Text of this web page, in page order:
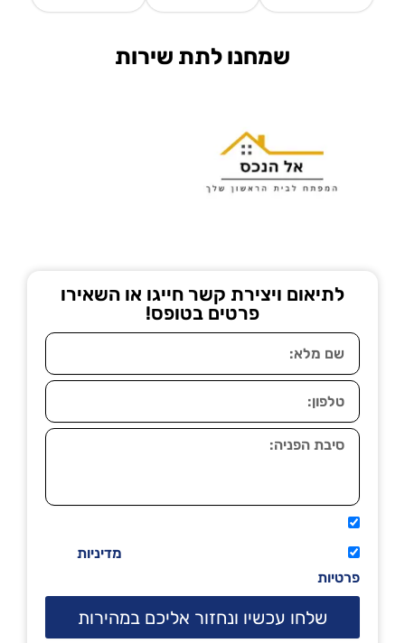
שמחנו לתת שירות
לתיאום ויצירת קשר חייגו או השאירו
פרטים בטופס!
מדיניות
פרטיות
שלחו עכשיו ונחזור אליכם במהירות